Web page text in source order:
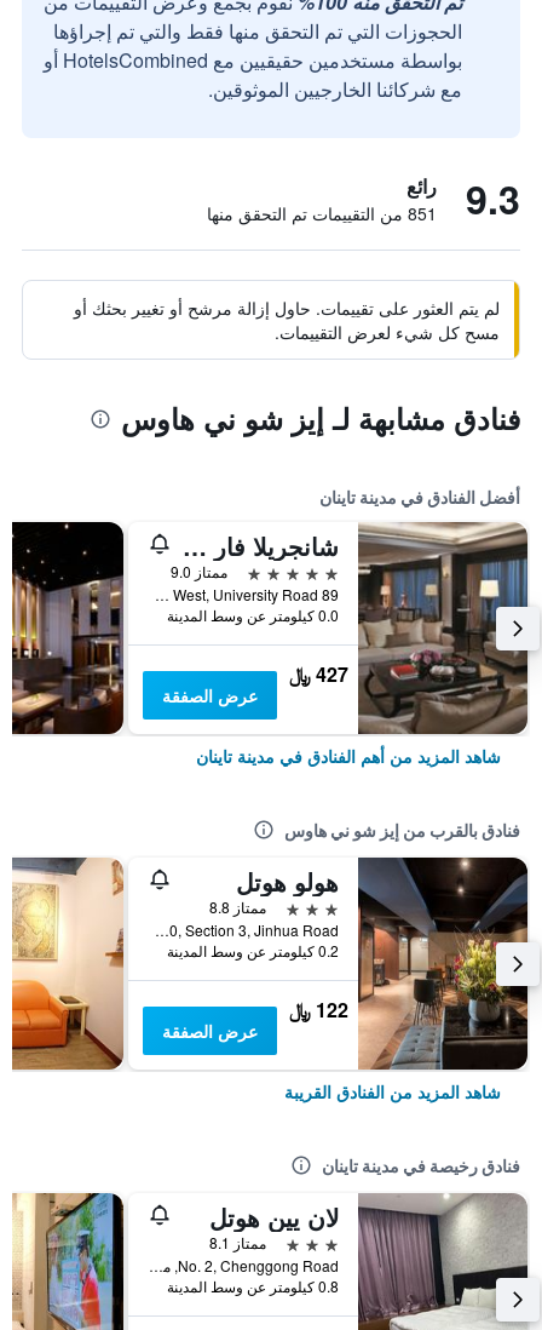
الحجوزات التي تم التحقق منها فقط والتي تم إجراؤها
بواسطة مستخدمين حقيقيين مع HotelsCombined أو
مع شركائنا الخارجيين الموثوقين.
9.3 رائع
851 من التقييمات تم التحقق منها
لم يتم العثور على تقييمات. حاول إزالة مرشح أو تغيير بحثك أو
مسح كل شيء لعرض التقييمات.
فنادق مشابهة لـ إيز شو ني هاوس
أفضل الفنادق في مدينة تاينان
شانجريلا فار إيسترن تاينان
5 نجوم
ممتاز 9.0
89 Section West, University Road, مدينة تاينان, تايوان
0.0 كيلومتر عن وسط المدينة
427 ﷼
عرض الصفقة
شاهد المزيد من أهم الفنادق في مدينة تاينان
فنادق بالقرب من إيز شو ني هاوس
هولو هوتل
3 نجوم
ممتاز 8.8
9F., No. 230, Section 3, Jinhua Road, مدينة تاينان, تايوان
0.2 كيلومتر عن وسط المدينة
122 ﷼
عرض الصفقة
شاهد المزيد من الفنادق القريبة
فنادق رخيصة في مدينة تاينان
لان يين هوتل
3 نجوم
ممتاز 8.1
No. 2, Chenggong Road, مدينة تاينان, تايوان
0.8 كيلومتر عن وسط المدينة